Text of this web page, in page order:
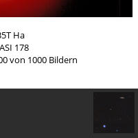
Ha
178
von 1000 Bildern